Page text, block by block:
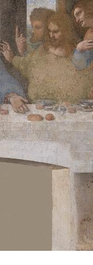
todavía
de los Atellani.
que
del siglo XV,
de la
llamada "Viña
antiguo sitio
elMuseo
una
las
por la
digital,